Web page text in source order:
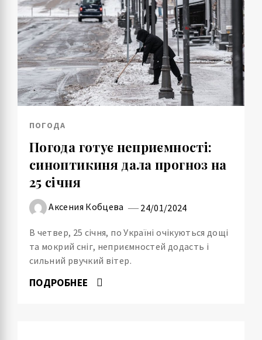
ПОГОДА
Погода готує неприємності:
синоптикиня дала прогноз на
25 січня
Аксения Кобцева 24/01/2024
В четвер, 25 січня, по Україні очікуються дощі
та мокрий сніг, неприємностей додасть і
сильний рвучкий вітер.
ПОДРОБНЕЕ